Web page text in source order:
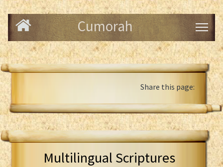
Cumorah
Share this page:
Multilingual Scriptures